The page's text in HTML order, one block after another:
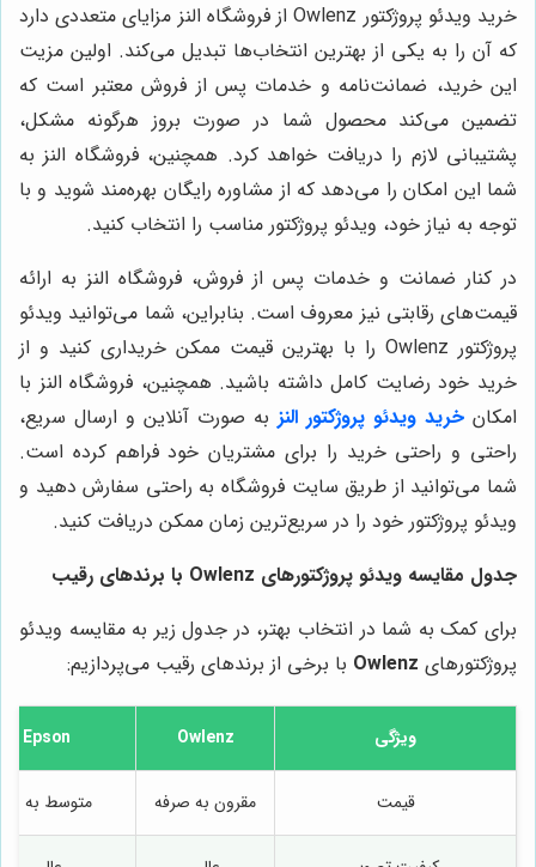
خرید ویدئو پروژکتور Owlenz از فروشگاه النز مزایای متعددی دارد
که آن را به یکی از بهترین انتخاب‌ها تبدیل می‌کند. اولین مزیت
این خرید، ضمانت‌نامه و خدمات پس از فروش معتبر است که
تضمین می‌کند محصول شما در صورت بروز هرگونه مشکل،
پشتیبانی لازم را دریافت خواهد کرد. همچنین، فروشگاه النز به
شما این امکان را می‌دهد که از مشاوره رایگان بهره‌مند شوید و با
توجه به نیاز خود، ویدئو پروژکتور مناسب را انتخاب کنید.
در کنار ضمانت و خدمات پس از فروش، فروشگاه النز به ارائه
قیمت‌های رقابتی نیز معروف است. بنابراین، شما می‌توانید ویدئو
پروژکتور Owlenz را با بهترین قیمت ممکن خریداری کنید و از
خرید خود رضایت کامل داشته باشید. همچنین، فروشگاه النز با
امکان خرید ویدئو پروژکتور النز به صورت آنلاین و ارسال سریع،
راحتی و راحتی خرید را برای مشتریان خود فراهم کرده است.
شما می‌توانید از طریق سایت فروشگاه به راحتی سفارش دهید و
ویدئو پروژکتور خود را در سریع‌ترین زمان ممکن دریافت کنید.
جدول مقایسه ویدئو پروژکتورهای Owlenz با برندهای رقیب
برای کمک به شما در انتخاب بهتر، در جدول زیر به مقایسه ویدئو
پروژکتورهای Owlenz با برخی از برندهای رقیب می‌پردازیم:
ویژگی Owlenz
Epson
قیمت مقرون به صرفه متوسط به بالا